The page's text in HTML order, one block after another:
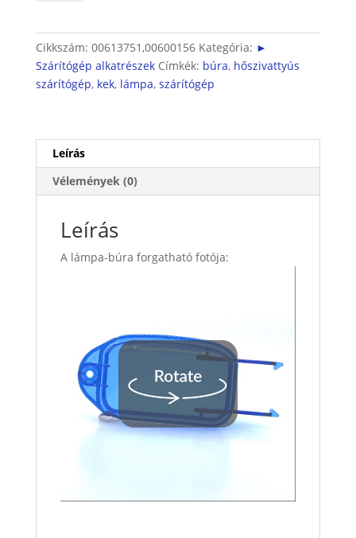
Cikkszám: 00613751,00600156 Kategória: ►
Szárítógép alkatrészek Címkék: búra, hőszivattyús
szárítógép, kek, lámpa, szárítógép
Leírás
Vélemények (0)
Leírás
A lámpa-búra forgatható fotója: